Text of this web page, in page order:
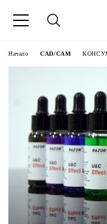
Начало CAD/CAM